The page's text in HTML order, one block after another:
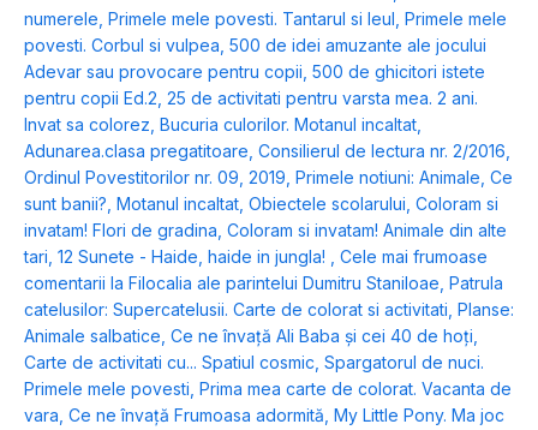
numerele, Primele mele povesti. Tantarul si leul , Primele mele
povesti. Corbul si vulpea, 500 de idei amuzante ale jocului
Adevar sau provocare pentru copii, 500 de ghicitori istete
pentru copii Ed.2, 25 de activitati pentru varsta mea. 2 ani.
Invat sa colorez, Bucuria culorilor. Motanul incaltat,
Adunarea.clasa pregatitoare, Consilierul de lectura nr. 2/2016,
Ordinul Povestitorilor nr. 09, 2019, Primele notiuni: Animale, Ce
sunt banii?, Motanul incaltat, Obiectele scolarului, Coloram si
invatam! Flori de gradina, Coloram si invatam! Animale din alte
tari, 12 Sunete - Haide, haide in jungla! , Cele mai frumoase
comentarii la Filocalia ale parintelui Dumitru Staniloae, Patrula
catelusilor: Supercatelusii. Carte de colorat si activitati, Planse:
Animale salbatice, Ce ne învață Ali Baba și cei 40 de hoți,
Carte de activitati cu... Spatiul cosmic, Spargatorul de nuci.
Primele mele povesti, Prima mea carte de colorat. Vacanta de
vara, Ce ne învață Frumoasa adormită, My Little Pony. Ma joc